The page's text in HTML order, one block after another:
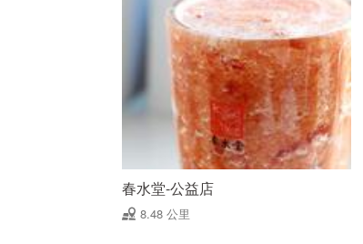
春水堂-公益店
8.48 公里